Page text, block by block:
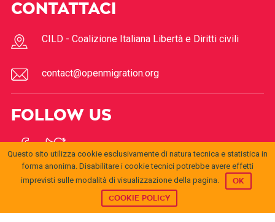
CONTATTACI
CILD - Coalizione Italiana Libertà e Diritti civili
contact@openmigration.org
FOLLOW US
openmigration.orgbyCILDis licensed under aCreative
© 2017Open
Questo sito utilizza cookie esclusivamente di natura tecnica e statistica in
forma anonima. Disabilitare i cookie tecnici potrebbe avere effetti
imprevisti sulle modalità di visualizzazione della pagina.
OK
COOKIE POLICY